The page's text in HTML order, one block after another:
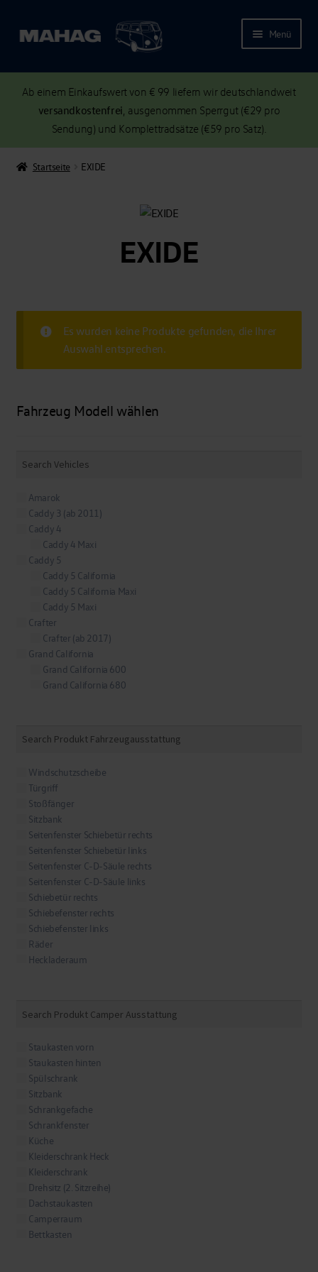
Menü
Ab einem Einkaufswert von € 99 liefern wir deutschlandweit
versandkostenfrei , ausgenommen Sperrgut (€29 pro
Sendung) und Komplettradsätze (€59 pro Satz).
Startseite EXIDE
EXIDE
Es wurden keine Produkte gefunden, die Ihrer
Auswahl entsprechen.
Fahrzeug Modell wählen
Amarok
Caddy 3 (ab 2011)
Caddy 4
Caddy 4 Maxi
Caddy 5
Caddy 5 California
Caddy 5 California Maxi
Caddy 5 Maxi
Crafter
Crafter (ab 2017)
Grand California
Grand California 600
Grand California 680
California Beach
California Comfortline
T5 Multivan
T6
T6 California Beach
T6 California Coast
T6 California Ocean
T6 Multivan
T6.1
T6.1 California Beach
T6.1 California Coast
T6.1 California Ocean
T6.1 Multivan
T7 Multivan
Windschutzscheibe
Türgriff
Stoßfänger
Sitzbank
Seitenfenster Schiebetür rechts
Seitenfenster Schiebetür links
Seitenfenster C-D-Säule rechts
Seitenfenster C-D-Säule links
Schiebetür rechts
Schiebefenster rechts
Schiebefenster links
Räder
Heckladeraum
Fahrersitz
Fahrerhaustür links
Fahrerhausfenster
Fahrerhaus
Fahrerfenster
Dach
Beifahrertür
Beifahrersitz
Beifahrerfenster
Aufstellfenster links
Staukasten vorn
Staukasten hinten
Spülschrank
Sitzbank
Schrankgefache
Schrankfenster
Küche
Kleiderschrank Heck
Kleiderschrank
Drehsitz (2. Sitzreihe)
Dachstaukasten
Camperraum
Bettkasten